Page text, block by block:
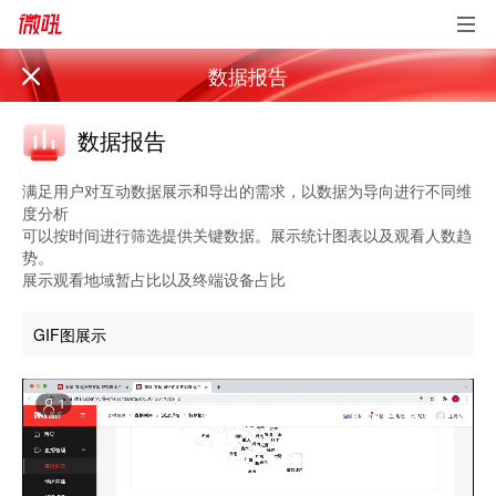
数据报告
数据报告
满足用户对互动数据展示和导出的需求，以数据为导向进行不同维
度分析
可以按时间进行筛选提供关键数据。展示统计图表以及观看人数趋
势。
展示观看地域暂占比以及终端设备占比
GIF图展示